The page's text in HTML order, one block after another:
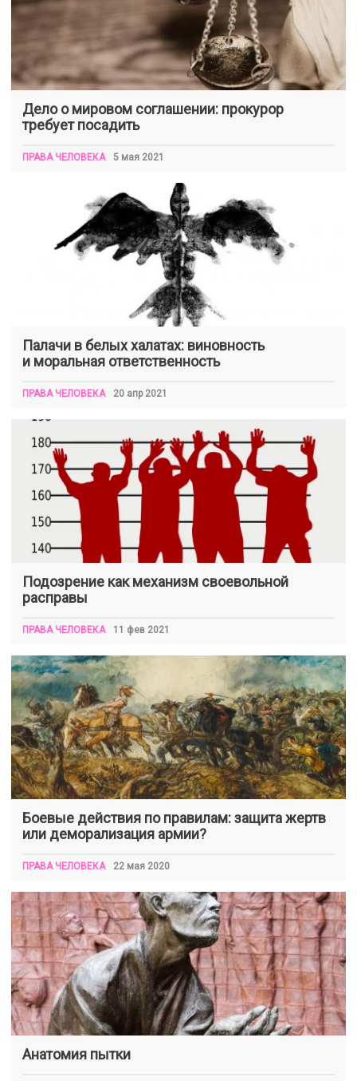
Дело о мировом соглашении: прокурор
требует посадить
ПРАВА ЧЕЛОВЕКА 5 мая 2021
Палачи в белых халатах: виновность
и моральная ответственность
ПРАВА ЧЕЛОВЕКА 20 апр 2021
Подозрение как механизм своевольной
расправы
ПРАВА ЧЕЛОВЕКА 11 фев 2021
Боевые действия по правилам: защита жертв
или деморализация армии?
ПРАВА ЧЕЛОВЕКА 22 мая 2020
Анатомия пытки